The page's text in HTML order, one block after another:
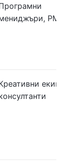
PMO
екипи,